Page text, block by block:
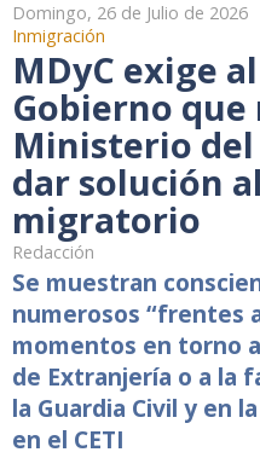
Domingo, 26 de Julio de 2026
Inmigración
MDyC exige
Gobierno que
Ministerio
dar solución
migratorio
Redacción
Se muestran
numerosos “frentes
momentos en torno
de Extranjería o a la
la Guardia Civil y en
en el CETI